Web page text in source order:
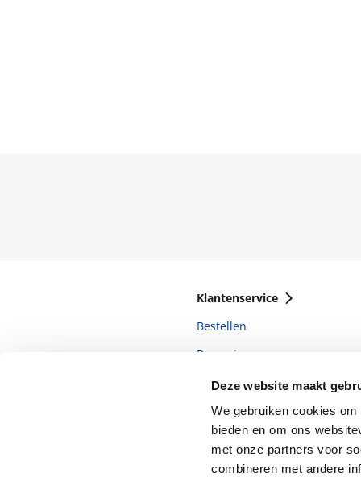
Deze website maakt
We gebruiken cookies
bieden en om ons
met onze partners voor
combineren met andere
Klantenservice
Bestellen
Bezorging
Betalen
Retourneren
Veelgestelde vragen